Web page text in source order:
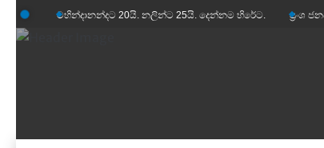
Skip
to
මහින්දානන්දට 20යි. නලින්ට 25යි. දෙන්නම හිරේට. ප්‍රංශ ජනපතිට